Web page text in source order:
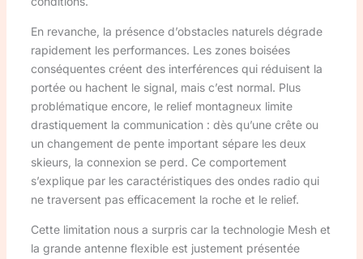
En revanche, la présence d’obstacles naturels dégrade
rapidement les performances. Les zones boisées
conséquentes créent des interférences qui réduisent la
portée ou hachent le signal, mais c’est normal. Plus
problématique encore, le relief montagneux limite
drastiquement la communication : dès qu’une crête ou
un changement de pente important sépare les deux
skieurs, la connexion se perd. Ce comportement
s’explique par les caractéristiques des ondes radio qui
ne traversent pas efficacement la roche et le relief.
Cette limitation nous a surpris car la technologie Mesh et
la grande antenne flexible est justement présentée